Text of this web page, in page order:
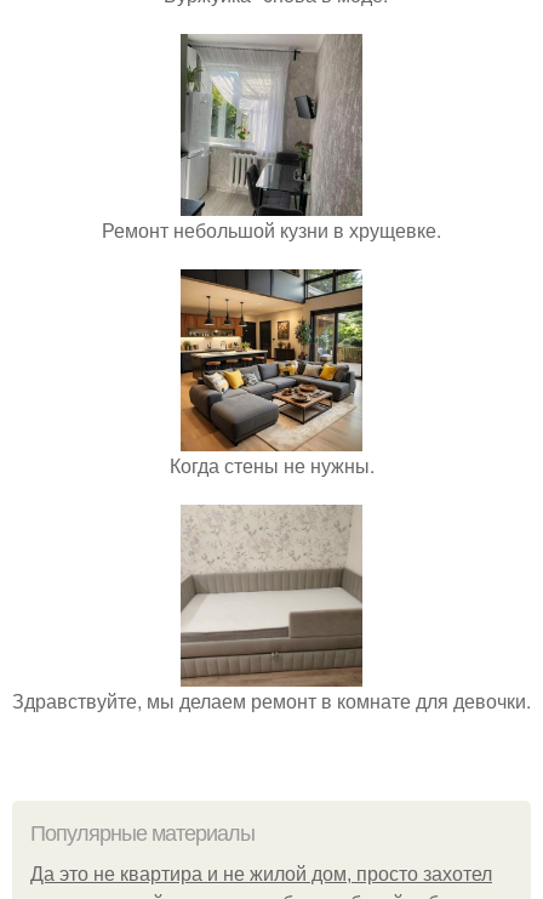
Ремонт небольшой кузни в хрущевке.
Когда стены не нужны.
Здравствуйте, мы делаем ремонт в комнате для девочки.
Популярные материалы
Да это не квартира и не жилой дом, просто захотел